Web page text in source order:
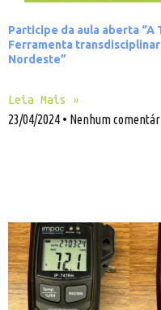
Participe da aula aberta “A
Ferramenta
Nordeste”
Leia Mais »
23/04/2024 Nenhum